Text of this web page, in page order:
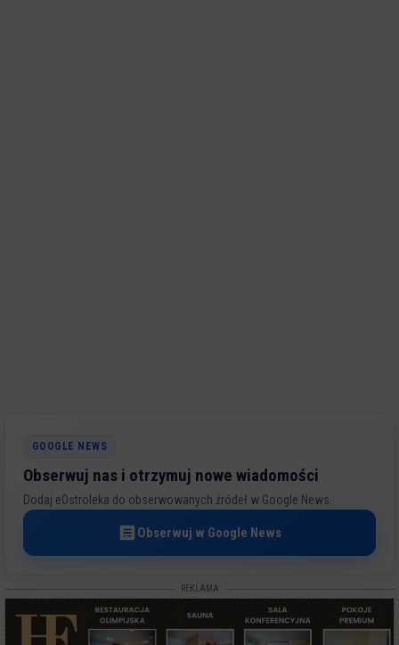
GOOGLE NEWS
Obserwuj nas i otrzymuj nowe wiadomości
Dodaj eOstroleka do obserwowanych źródeł w Google News.
Obserwuj w Google News
REKLAMA